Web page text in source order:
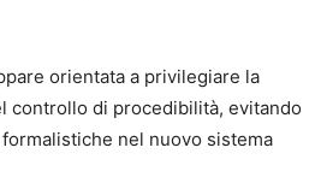
orientata a privilegiare la
controllo di procedibilità, evitando
nel nuovo sistema